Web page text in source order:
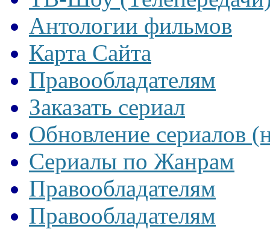
Антологии фильмов
Карта Сайта
Правообладателям
Заказать сериал
Обновление сериалов
Сериалы по Жанрам
Правообладателям
Правообладателям